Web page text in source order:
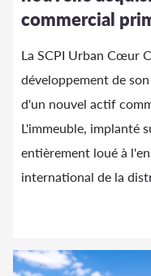
commercial
La SCPI Urban Cœur
développement de
d'un nouvel actif
L'immeuble, implanté
entièrement loué à
international de la